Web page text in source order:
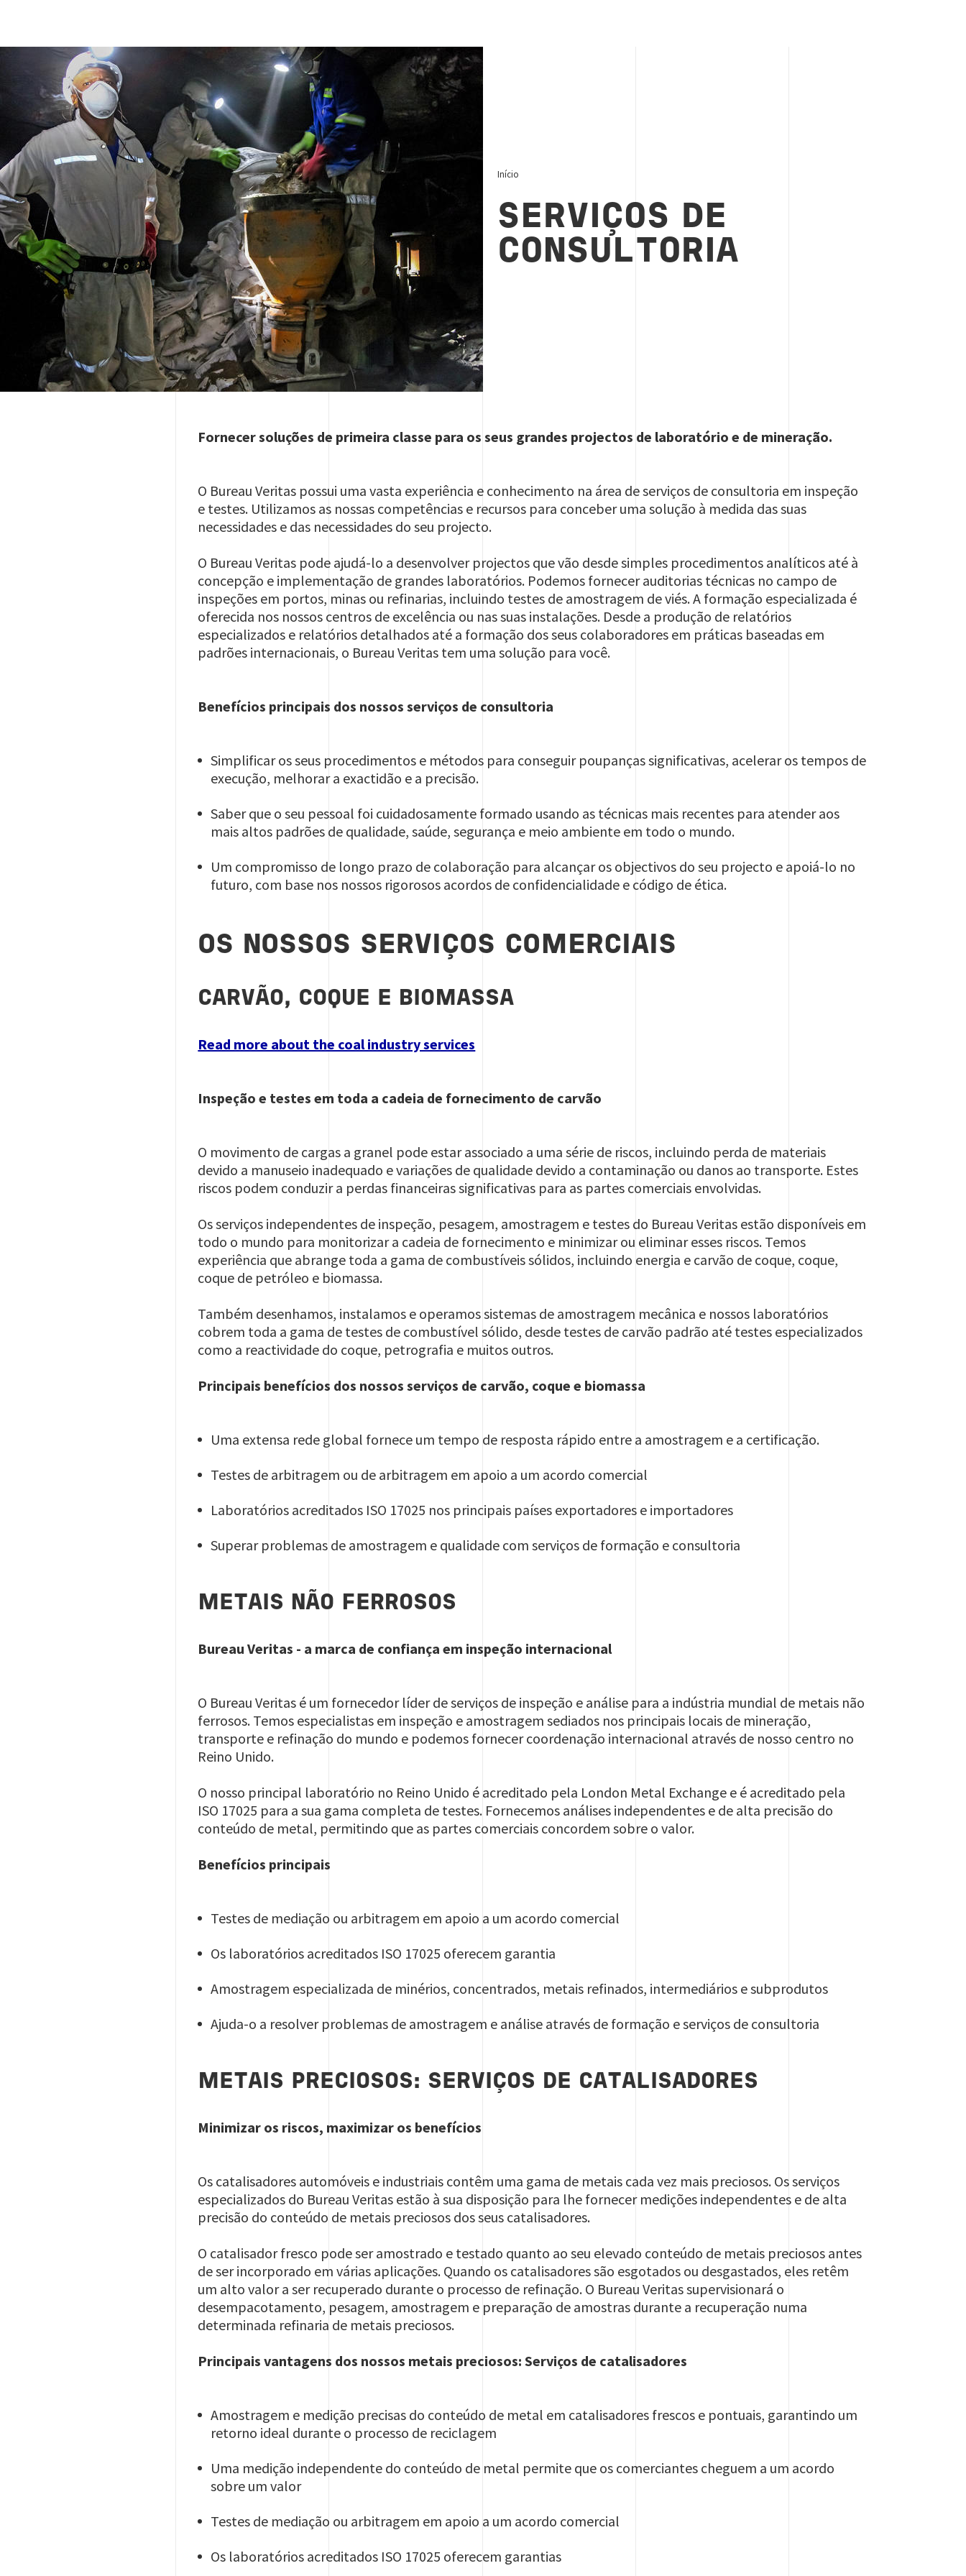
Consultancy Services Metals & Minerals
Início
SERVIÇOS DE
CONSULTORIA
Fornecer soluções de primeira classe para os seus grandes projectos de laboratório e de mineração.
O Bureau Veritas possui uma vasta experiência e conhecimento na área de serviços de consultoria em inspeção
e testes. Utilizamos as nossas competências e recursos para conceber uma solução à medida das suas
necessidades e das necessidades do seu projecto.
O Bureau Veritas pode ajudá-lo a desenvolver projectos que vão desde simples procedimentos analíticos até à
concepção e implementação de grandes laboratórios. Podemos fornecer auditorias técnicas no campo de
inspeções em portos, minas ou refinarias, incluindo testes de amostragem de viés. A formação especializada é
oferecida nos nossos centros de excelência ou nas suas instalações. Desde a produção de relatórios
especializados e relatórios detalhados até a formação dos seus colaboradores em práticas baseadas em
padrões internacionais, o Bureau Veritas tem uma solução para você.
Benefícios principais dos nossos serviços de consultoria
Simplificar os seus procedimentos e métodos para conseguir poupanças significativas, acelerar os tempos de
execução, melhorar a exactidão e a precisão.
Saber que o seu pessoal foi cuidadosamente formado usando as técnicas mais recentes para atender aos
mais altos padrões de qualidade, saúde, segurança e meio ambiente em todo o mundo.
Um compromisso de longo prazo de colaboração para alcançar os objectivos do seu projecto e apoiá-lo no
futuro, com base nos nossos rigorosos acordos de confidencialidade e código de ética.
OS NOSSOS SERVIÇOS COMERCIAIS
CARVÃO, COQUE E BIOMASSA
Read more about the coal industry services
Inspeção e testes em toda a cadeia de fornecimento de carvão
O movimento de cargas a granel pode estar associado a uma série de riscos, incluindo perda de materiais
devido a manuseio inadequado e variações de qualidade devido a contaminação ou danos ao transporte. Estes
riscos podem conduzir a perdas financeiras significativas para as partes comerciais envolvidas.
Os serviços independentes de inspeção, pesagem, amostragem e testes do Bureau Veritas estão disponíveis em
todo o mundo para monitorizar a cadeia de fornecimento e minimizar ou eliminar esses riscos. Temos
experiência que abrange toda a gama de combustíveis sólidos, incluindo energia e carvão de coque, coque,
coque de petróleo e biomassa.
Também desenhamos, instalamos e operamos sistemas de amostragem mecânica e nossos laboratórios
cobrem toda a gama de testes de combustível sólido, desde testes de carvão padrão até testes especializados
como a reactividade do coque, petrografia e muitos outros.
Principais benefícios dos nossos serviços de carvão, coque e biomassa
Uma extensa rede global fornece um tempo de resposta rápido entre a amostragem e a certificação.
Testes de arbitragem ou de arbitragem em apoio a um acordo comercial
Laboratórios acreditados ISO 17025 nos principais países exportadores e importadores
Superar problemas de amostragem e qualidade com serviços de formação e consultoria
METAIS NÃO FERROSOS
Bureau Veritas - a marca de confiança em inspeção internacional
O Bureau Veritas é um fornecedor líder de serviços de inspeção e análise para a indústria mundial de metais não
ferrosos. Temos especialistas em inspeção e amostragem sediados nos principais locais de mineração,
transporte e refinação do mundo e podemos fornecer coordenação internacional através de nosso centro no
Reino Unido.
O nosso principal laboratório no Reino Unido é acreditado pela London Metal Exchange e é acreditado pela
ISO 17025 para a sua gama completa de testes. Fornecemos análises independentes e de alta precisão do
conteúdo de metal, permitindo que as partes comerciais concordem sobre o valor.
Benefícios principais
Testes de mediação ou arbitragem em apoio a um acordo comercial
Os laboratórios acreditados ISO 17025 oferecem garantia
Amostragem especializada de minérios, concentrados, metais refinados, intermediários e subprodutos
Ajuda-o a resolver problemas de amostragem e análise através de formação e serviços de consultoria
METAIS PRECIOSOS: SERVIÇOS DE CATALISADORES
Minimizar os riscos, maximizar os benefícios
Os catalisadores automóveis e industriais contêm uma gama de metais cada vez mais preciosos. Os serviços
especializados do Bureau Veritas estão à sua disposição para lhe fornecer medições independentes e de alta
precisão do conteúdo de metais preciosos dos seus catalisadores.
O catalisador fresco pode ser amostrado e testado quanto ao seu elevado conteúdo de metais preciosos antes
de ser incorporado em várias aplicações. Quando os catalisadores são esgotados ou desgastados, eles retêm
um alto valor a ser recuperado durante o processo de refinação. O Bureau Veritas supervisionará o
desempacotamento, pesagem, amostragem e preparação de amostras durante a recuperação numa
determinada refinaria de metais preciosos.
Principais vantagens dos nossos metais preciosos: Serviços de catalisadores
Amostragem e medição precisas do conteúdo de metal em catalisadores frescos e pontuais, garantindo um
retorno ideal durante o processo de reciclagem
Uma medição independente do conteúdo de metal permite que os comerciantes cheguem a um acordo
sobre um valor
Testes de mediação ou arbitragem em apoio a um acordo comercial
Os laboratórios acreditados ISO 17025 oferecem garantias